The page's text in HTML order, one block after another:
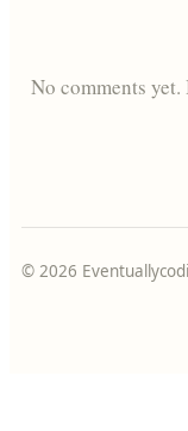
No comments
© 2026